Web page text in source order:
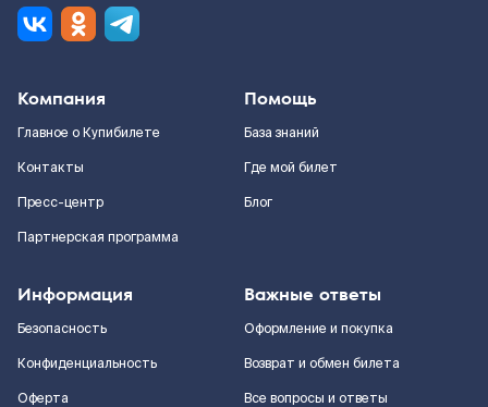
Компания
Главное о Купибилете
Контакты
Пресс-центр
Партнерская программа
Помощь
База знаний
Где мой билет
Блог
Информация
Безопасность
Конфиденциальность
Оферта
Важные ответы
Оформление и покупка
Возврат и обмен билета
Все вопросы и ответы